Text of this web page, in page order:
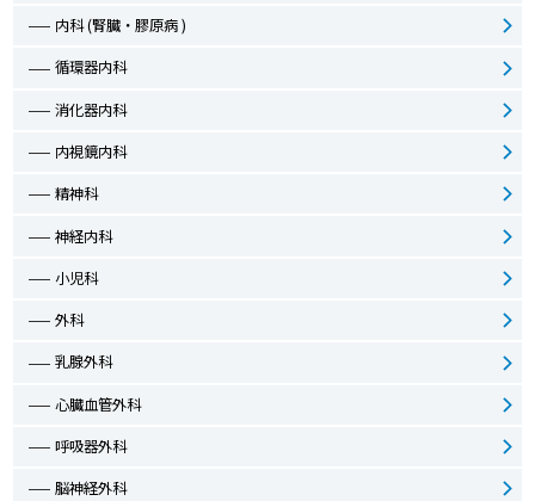
内科 (腎臓・膠原病 )
循環器内科
消化器内科
内視鏡内科
精神科
神経内科
小児科
外科
乳腺外科
心臓血管外科
呼吸器外科
脳神経外科